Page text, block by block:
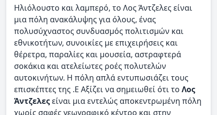
Ηλιόλουστο και λαμπερό, το Λος Άντζελες είναι
μια πόλη ανακάλυψης για όλους, ένας
πολυσύχναστος συνδυασμός πολιτισμών και
εθνικοτήτων, συνοικίες με επιχειρήσεις και
θέρετρα, παραλίες και μουσεία, αστραφτερά
σοκάκια και ατελείωτες ροές πολυτελών
αυτοκινήτων. Η πόλη απλά εντυπωσιάζει τους
επισκέπτες της .Ε Αξίζει να σημειωθεί ότι το Λος
Άντζελεςείναι μια εντελώς αποκεντρωμένη πόλη
χωρίς σαφές γεωγραφικό κέντρο και στην